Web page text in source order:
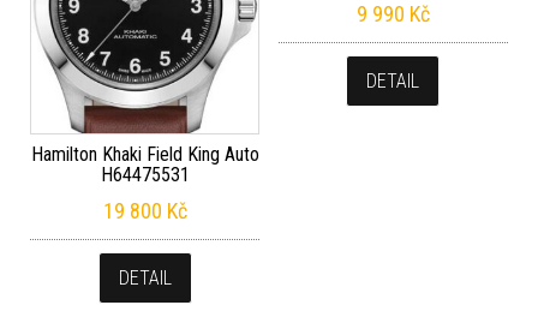
Hamilton Khaki Field King Auto
H64475531
19 800 Kč
DETAIL
9 990 Kč
DETAIL